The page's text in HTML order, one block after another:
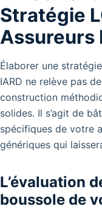
Stratégie
Assureurs
Élaborer une
IARD ne relève pas
construction
solides. Il s’agit de
spécifiques de votre
génériques qui
L’évaluation
boussole de